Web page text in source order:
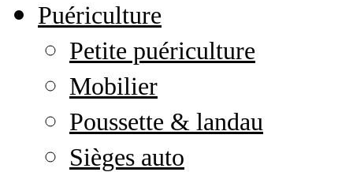
Puériculture
Petite puériculture
Mobilier
Poussette & landau
Sièges auto